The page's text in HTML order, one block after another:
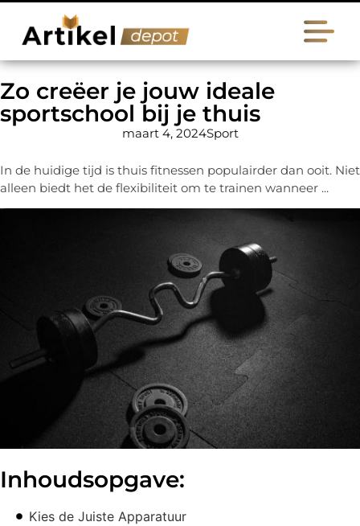
Zo creëer je jouw ideale
sportschool bij je thuis
maart 4, 2024Sport
In de huidige tijd is thuis fitnessen populairder dan ooit. Niet
alleen biedt het de flexibiliteit om te trainen wanneer ...
Inhoudsopgave:
Kies de Juiste Apparatuur